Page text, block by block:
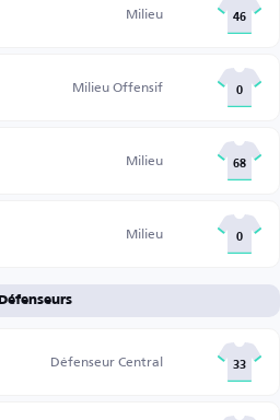
Milieu 46
Milieu Offensif 0
Milieu 68
Milieu 0
Défenseurs
Défenseur Central 33